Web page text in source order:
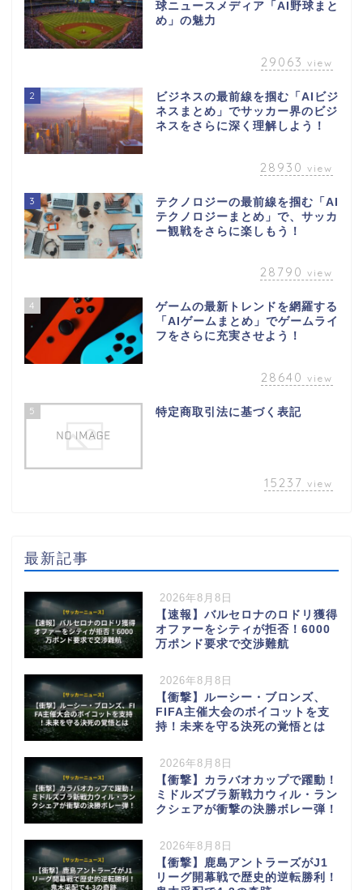
球ニュースメディア「AI野球まと
め」の魅力
29063 view
2
ビジネスの最前線を掴む「AIビジ
ネスまとめ」でサッカー界のビジ
ネスをさらに深く理解しよう！
28930 view
3
テクノロジーの最前線を掴む「AI
テクノロジーまとめ」で、サッカ
ー観戦をさらに楽しもう！
28790 view
4
ゲームの最新トレンドを網羅する
「AIゲームまとめ」でゲームライ
フをさらに充実させよう！
28640 view
5 特定商取引法に基づく表記
15237 view
最新記事
2026年8月8日
【速報】バルセロナのロドリ獲得
オファーをシティが拒否！6000
万ポンド要求で交渉難航
2026年8月8日
【衝撃】ルーシー・ブロンズ、
FIFA主催大会のボイコットを支
持！未来を守る決死の覚悟とは
2026年8月8日
【衝撃】カラバオカップで躍動！
ミドルズブラ新戦力ウィル・ラン
クシェアが衝撃の決勝ボレー弾！
2026年8月8日
【衝撃】鹿島アントラーズがJ1
リーグ開幕戦で歴史的逆転勝利！